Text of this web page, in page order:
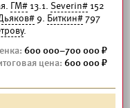
ГМ# 13.1. Severin# 152
9. Биткин#797
.
600 000–700 000
600 000